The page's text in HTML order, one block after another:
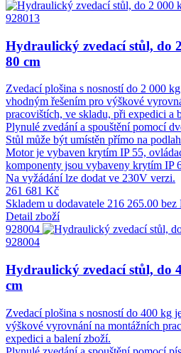
928013
Hydraulický zvedací stůl, do
80 cm
Zvedací plošina s nosností do 2 000
vhodným řešením pro výškové
pracovištích, ve skladu, při expedici a
Plynulé zvedání a spouštění pomocí
Stůl může být umístěn přímo na
Motor je vybaven krytím IP 55,
komponenty jsou vybaveny krytím IP
Na vyžádání lze dodat ve 230V verzi.
261 681 Kč
Skladem u dodavatele 216 265.00 bez
Detail zboží
928004
928004
Hydraulický zvedací stůl, do
cm
Zvedací plošina s nosností do 400 kg
výškové vyrovnání na montážních
expedici a balení zboží.